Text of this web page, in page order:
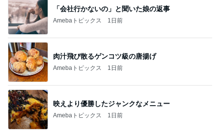
「会社行かないの」と聞いた娘の返事
Amebaトピックス 1日前
肉汁飛び散るゲンコツ級の唐揚げ
Amebaトピックス 1日前
映えより優勝したジャンクなメニュー
Amebaトピックス 1日前